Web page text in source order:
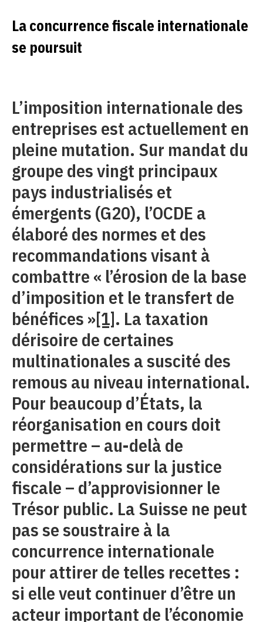
La concurrence fiscale internationale
se poursuit
L’imposition internationale des
entreprises est actuellement en
pleine mutation. Sur mandat du
groupe des vingt principaux
pays industrialisés et
émergents (G20), l’OCDE a
élaboré des normes et des
recommandations visant à
combattre « l’érosion de la base
d’imposition et le transfert de
bénéfices »[1]. La taxation
dérisoire de certaines
multinationales a suscité des
remous au niveau international.
Pour beaucoup d’États, la
réorganisation en cours doit
permettre – au-delà de
considérations sur la justice
fiscale – d’approvisionner le
Trésor public. La Suisse ne peut
pas se soustraire à la
concurrence internationale
pour attirer de telles recettes :
si elle veut continuer d’être un
acteur important de l’économie